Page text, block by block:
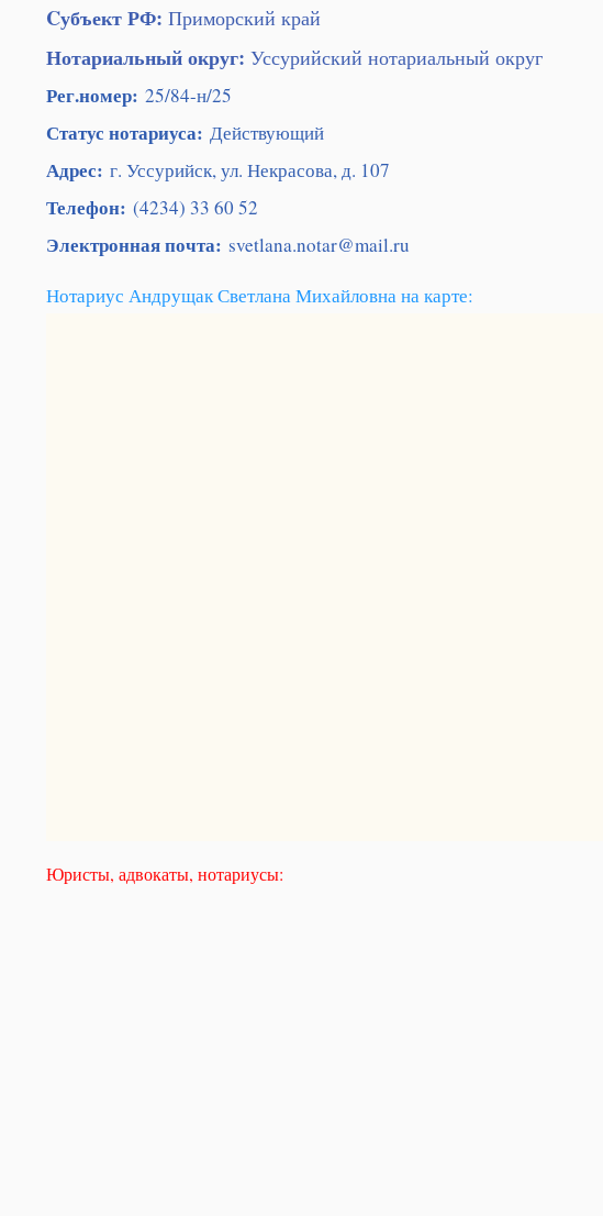
Cубъект РФ: Приморский край
Нотариальный округ: Уссурийский нотариальный округ
Рег.номер: 25/84-н/25
Статус нотариуса: Действующий
Адрес: г. Уссурийск, ул. Некрасова, д. 107
Телефон: (4234) 33 60 52
Электронная почта: svetlana.notar@mail.ru
Нотариус Андрущак Светлана Михайловна на карте:
Юристы, адвокаты, нотариусы: